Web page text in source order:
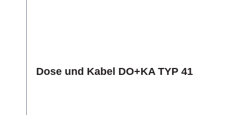
Dose und Kabel DO+KA TYP 41